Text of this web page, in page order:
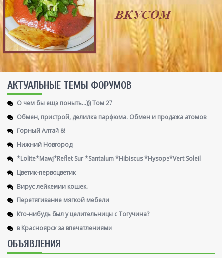
AКТУАЛЬНЫЕ ТЕМЫ ФОРУМОВ
О чем бы еще поныть...))) Том 27
Обмен, пристрой, делилка парфюма. Обмен и продажа атомов
Горный Алтай 8!
Нижний Новгород
*Lolite*Mawj*Reflet Sur *Santalum *Hibiscus *Hysope*Vert Soleil
Цветик-первоцветик
Вирус лейкемии кошек.
Перетягивание мягкой мебели
Кто-нибудь был у целительницы с Тогучина?
в Красноярск за впечатлениями
ОБЪЯВЛЕНИЯ